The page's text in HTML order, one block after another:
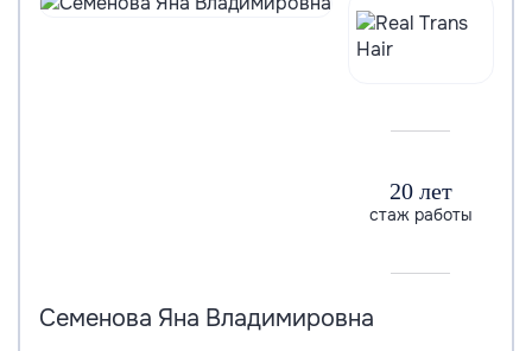
20 лет
стаж работы
Семенова Яна Владимировна